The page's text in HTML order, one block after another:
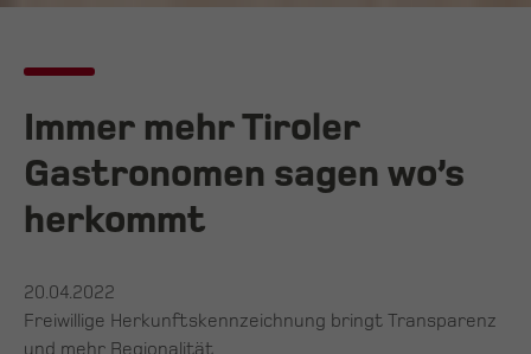
Immer mehr Tiroler
Gastronomen sagen wo’s
herkommt
20.04.2022
Freiwillige Herkunftskennzeichnung bringt Transparenz
und mehr Regionalität